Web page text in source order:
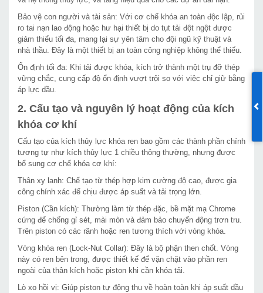
Bảo vệ con người và tài sản: Với cơ chế khóa an toàn độc lập, rủi
ro tai nạn lao động hoặc hư hại thiết bị do tụt tải đột ngột được
giảm thiểu tối đa, mang lại sự yên tâm cho đội ngũ kỹ thuật và
nhà thầu. Đây là một thiết bị an toàn công nghiệp không thể thiếu.
Ổn định tối đa: Khi tải được khóa, kích trở thành một trụ đỡ thép
vững chắc, cung cấp độ ổn định vượt trội so với việc chỉ giữ bằng
áp lực dầu.
2. Cấu tạo và nguyên lý hoạt động của kích
khóa cơ khí
Cấu tạo của kích thủy lực khóa ren bao gồm các thành phần chính
tương tự như kích thủy lực 1 chiều thông thường, nhưng được
bổ sung cơ chế khóa cơ khí:
Thân xy lanh: Chế tạo từ thép hợp kim cường độ cao, được gia
công chính xác để chịu được áp suất và tải trọng lớn.
Piston (Cần kích): Thường làm từ thép đặc, bề mặt mạ Chrome
cứng để chống gỉ sét, mài mòn và đảm bảo chuyển động trơn tru.
Trên piston có các rãnh hoặc ren tương thích với vòng khóa.
Vòng khóa ren (Lock-Nut Collar): Đây là bộ phận then chốt. Vòng
này có ren bên trong, được thiết kế để vặn chặt vào phần ren
ngoài của thân kích hoặc piston khi cần khóa tải.
Lò xo hồi vị: Giúp piston tự động thu về hoàn toàn khi áp suất dầu